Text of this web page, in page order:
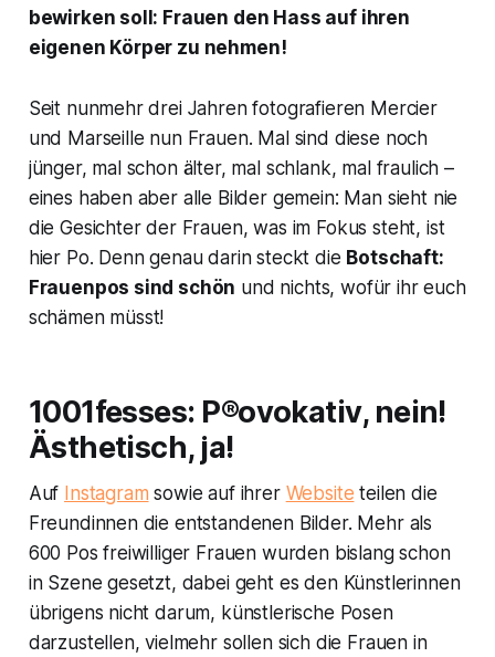
bewirken soll: Frauen den Hass auf ihren
eigenen Körper zu nehmen!
Seit nunmehr drei Jahren fotografieren Mercier
und Marseille nun Frauen. Mal sind diese noch
jünger, mal schon älter, mal schlank, mal fraulich –
eines haben aber alle Bilder gemein: Man sieht nie
die Gesichter der Frauen, was im Fokus steht, ist
hier Po. Denn genau darin steckt die Botschaft:
Frauenpos sind schön und nichts, wofür ihr euch
schämen müsst!
1001fesses: P®ovokativ, nein!
Ästhetisch, ja!
Auf Instagram sowie auf ihrer Website teilen die
Freundinnen die entstandenen Bilder. Mehr als
600 Pos freiwilliger Frauen wurden bislang schon
in Szene gesetzt, dabei geht es den Künstlerinnen
übrigens nicht darum, künstlerische Posen
darzustellen, vielmehr sollen sich die Frauen in